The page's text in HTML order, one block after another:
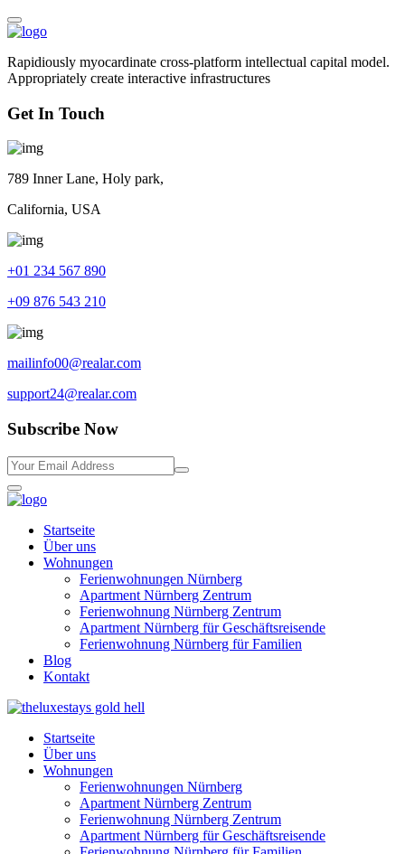
Rapidiously myocardinate cross-platform intellectual capital model.
Appropriately create interactive infrastructures
Get In Touch
789 Inner Lane, Holy park,
California, USA
+01 234 567 890
+09 876 543 210
mailinfo00@realar.com
support24@realar.com
Subscribe Now
Startseite
Über uns
Wohnungen
Ferienwohnungen Nürnberg
Apartment Nürnberg Zentrum
Ferienwohnung Nürnberg Zentrum
Apartment Nürnberg für Geschäftsreisende
Ferienwohnung Nürnberg für Familien
Blog
Kontakt
Startseite
Über uns
Wohnungen
Ferienwohnungen Nürnberg
Apartment Nürnberg Zentrum
Ferienwohnung Nürnberg Zentrum
Apartment Nürnberg für Geschäftsreisende